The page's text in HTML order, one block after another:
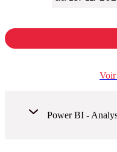
Voir
Power BI -